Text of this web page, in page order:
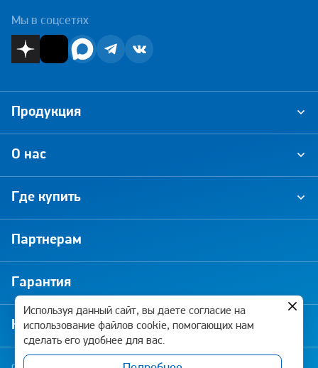
Мы в соцсетях
О нас
Где купить
Партнерам
Гарантия
Новости и акции
Продукция
Используя данный сайт, вы даете согласие на
использование файлов cookie, помогающих нам
сделать его удобнее для вас.